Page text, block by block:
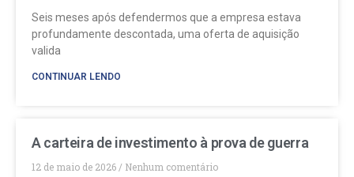
Seis meses após defendermos que a empresa estava
profundamente descontada, uma oferta de aquisição
valida
CONTINUAR LENDO
A carteira de investimento à prova de guerra
12 de maio de 2026 Nenhum comentário